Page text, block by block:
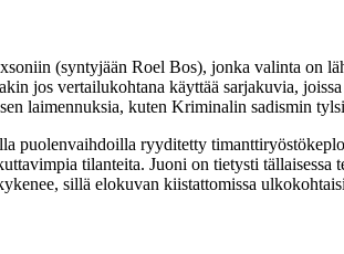
(syntyjään Roel Bos), jonka valinta on
jos vertailukohtana käyttää sarjakuvia,
laimennuksia, kuten Kriminalin sadismin
puolenvaihdoilla ryyditetty
tilanteita. Juoni on tietysti tällaisessa
sillä elokuvan kiistattomissa